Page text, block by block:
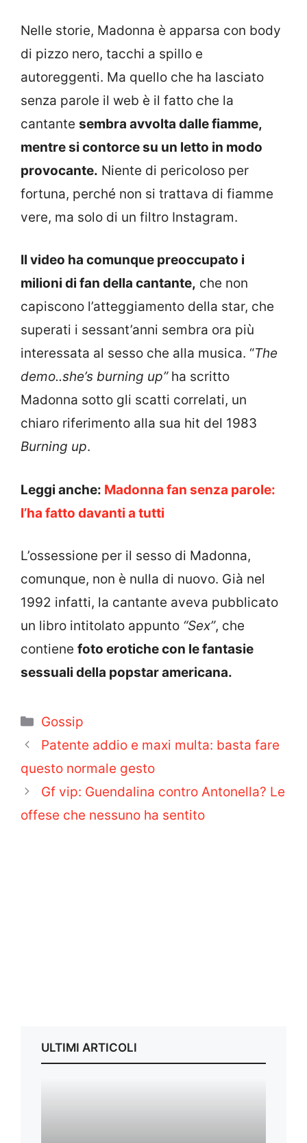
Nelle storie, Madonna è apparsa con body
di pizzo nero, tacchi a spillo e
autoreggenti. Ma quello che ha lasciato
senza parole il web è il fatto che la
cantante sembra avvolta dalle fiamme,
mentre si contorce su un letto in modo
provocante. Niente di pericoloso per
fortuna, perché non si trattava di fiamme
vere, ma solo di un filtro Instagram.
Il video ha comunque preoccupato i
milioni di fan della cantante, che non
capiscono l’atteggiamento della star, che
superati i sessant’anni sembra ora più
interessata al sesso che alla musica. “The
demo..she’s burning up”ha scritto
Madonna sotto gli scatti correlati, un
chiaro riferimento alla sua hit del 1983
Burning up.
Leggi anche: Madonna fan senza parole:
l’ha fatto davanti a tutti
L’ossessione per il sesso di Madonna,
comunque, non è nulla di nuovo. Già nel
1992 infatti, la cantante aveva pubblicato
un libro intitolato appunto “Sex”, che
contiene foto erotiche con le fantasie
sessuali della popstar americana.
Categorie
Gossip
Patente addio e maxi multa: basta fare
questo normale gesto
Gf vip: Guendalina contro Antonella? Le
offese che nessuno ha sentito
ULTIMI ARTICOLI